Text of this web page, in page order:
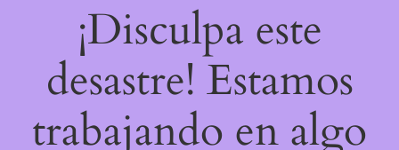
¡Disculpa este
desastre! Estamos
trabajando en algo